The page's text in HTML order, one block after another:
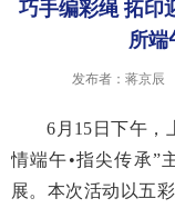
巧手编彩绳 拓印
所端
发布者：蒋京辰
6月15日下午，
情端午•指尖传承”
展。本次活动以五